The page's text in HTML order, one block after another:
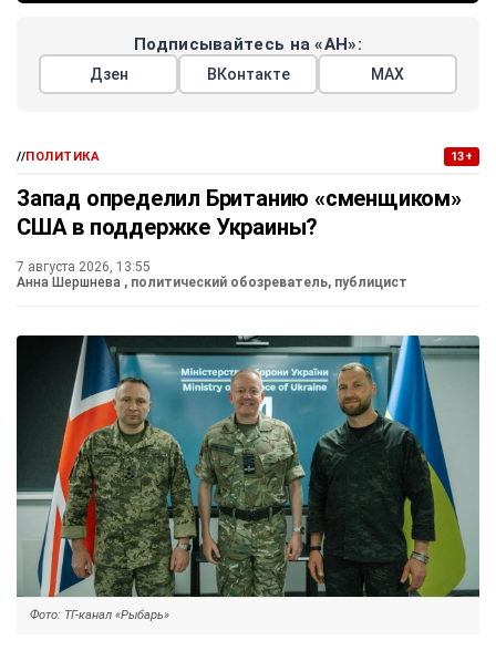
Подписывайтесь на «АН»:
Дзен ВКонтакте МАХ
//ПОЛИТИКА 13+
Запад определил Британию «сменщиком»
США в поддержке Украины?
7 августа 2026, 13:55
Анна Шершнева , политический обозреватель, публицист
Фото: ТГ-канал «Рыбарь»